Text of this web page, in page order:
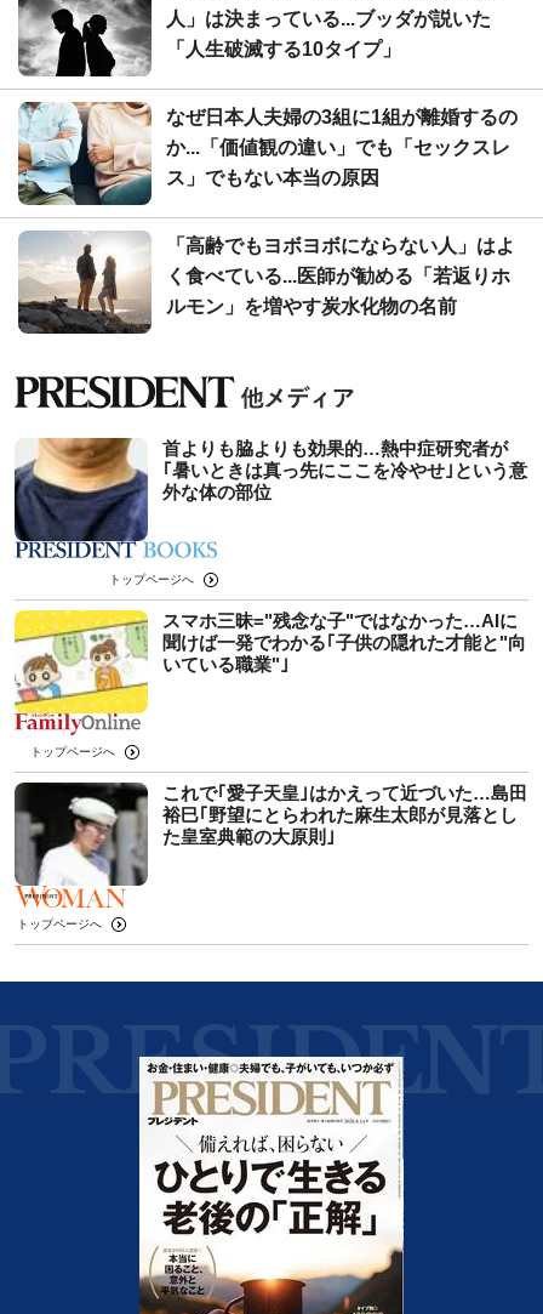
人」は決まっている...ブッダが説いた
「人生破滅する10タイプ」
なぜ日本人夫婦の3組に1組が離婚するの
か...「価値観の違い」でも「セックスレ
ス」でもない本当の原因
「高齢でもヨボヨボにならない人」はよ
く食べている...医師が勧める「若返りホ
ルモン」を増やす炭水化物の名前
首よりも脇よりも効果的…熱中症研究者が
｢暑いときは真っ先にここを冷やせ｣という意
外な体の部位
トップページへ
スマホ三昧="残念な子"ではなかった…AIに
聞けば一発でわかる｢子供の隠れた才能と"向
いている職業"｣
トップページへ
これで｢愛子天皇｣はかえって近づいた…島田
裕巳｢野望にとらわれた麻生太郎が見落とし
た皇室典範の大原則｣
トップページへ